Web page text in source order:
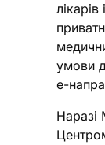
умови
е-
Наразі